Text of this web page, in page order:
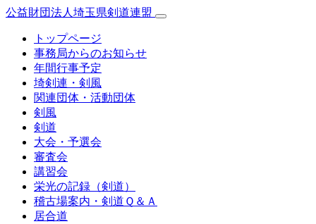
公益財団法人埼玉県剣道連盟
トップページ
事務局からのお知らせ
年間行事予定
埼剣連・剣風
関連団体・活動団体
剣風
剣道
大会・予選会
審査会
講習会
栄光の記録（剣道）
稽古場案内・剣道Ｑ＆Ａ
居合道